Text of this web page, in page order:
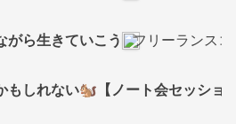
がら生きていこう フリーランス
もしれない🐿️【ノート会セッショ